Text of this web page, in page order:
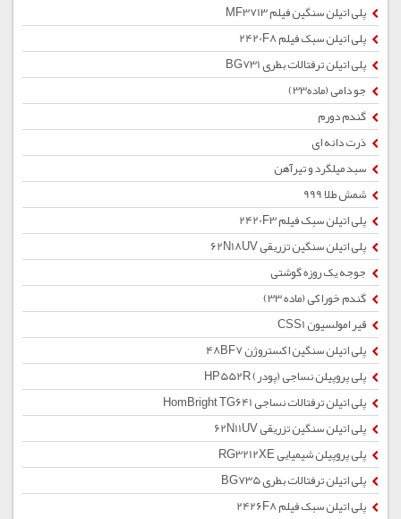
پلی اتیلن سنگین فیلم MF3713
پلی اتیلن سبک فیلم 2420F8
پلی اتیلن ترفتالات بطری BG731
جو دامی (ماده33)
گندم دورم
ذرت دانه ای
سبد میلگرد و تیرآهن
شمش طلا 999
پلی اتیلن سبک فیلم 2420F3
پلی اتیلن سنگین تزریقی 62N18UV
جوجه یک روزه گوشتی
گندم خوراکی (ماده 33)
قیر امولسیون CSS1
پلی اتیلن سنگین اکستروژن 48BF7
پلی پروپیلن نساجی (پودر) HP552R
پلی اتیلن ترفتالات نساجی HomBright TG641
پلی اتیلن سنگین تزریقی 62N11UV
پلی پروپیلن شیمیایی RG3212XE
پلی اتیلن ترفتالات بطری BG735
پلی اتیلن سبک فیلم 2426F8